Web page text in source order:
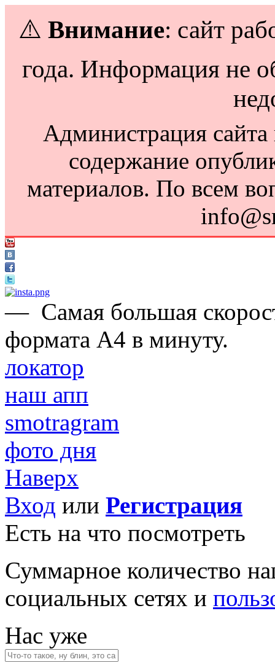
⚠️ Внимание: сайт
года. Информация не
Администрация сайта
содержание
материалов. По всем
— Самая большая
формата А4 в минуту.
локатор
наш апп
smotragram
фото дня
Наверх
Вход или Регистрация
Есть на что посмотреть
Суммарное количество
социальных сетях и
Нас уже